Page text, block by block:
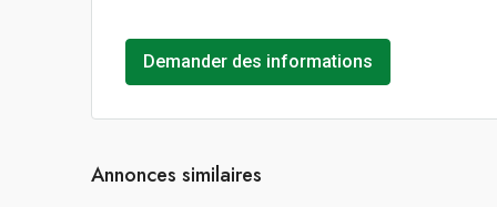
Demander des informations
Annonces similaires
2
000€
m²